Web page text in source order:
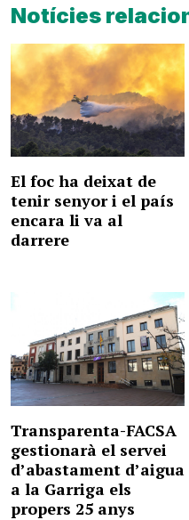
Notícies
El foc ha deixat de
tenir senyor i el país
encara li va al
darrere
Transparenta-FACSA
gestionarà el servei
d’abastament d’aigua
a la Garriga els
propers 25 anys